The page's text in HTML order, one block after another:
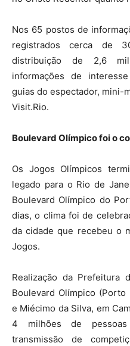
Nos 65 postos de
registrados cerca de
distribuição de 2,6
informações de
guias do espectador, mini-
Visit.Rio.
Boulevard Olímpico foi o
Os Jogos Olímpicos
legado para o Rio de
Boulevard Olímpico do
dias, o clima foi de
da cidade que recebeu o
Jogos.
Realização da
Boulevard Olímpico (Porto
e Miécimo da Silva, em
4 milhões de
transmissão de